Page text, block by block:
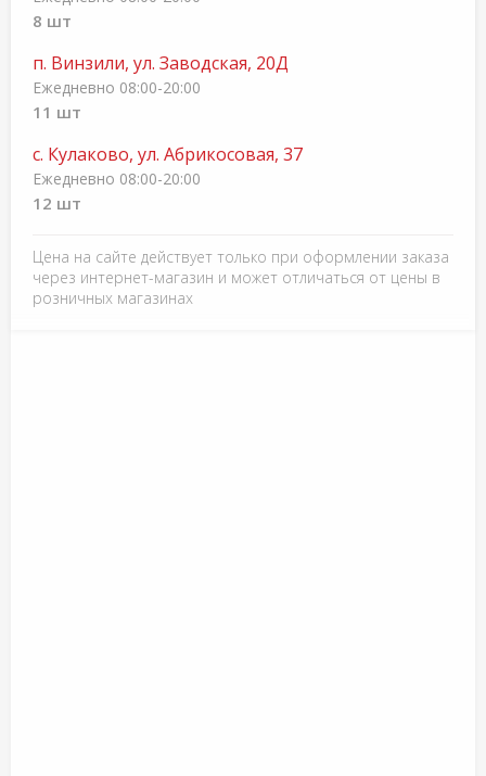
8 шт
п. Винзили, ул. Заводская, 20Д
Ежедневно 08:00-20:00
11 шт
с. Кулаково, ул. Абрикосовая, 37
Ежедневно 08:00-20:00
12 шт
Цена на сайте действует только при оформлении заказа
через интернет-магазин и может отличаться от цены в
розничных магазинах